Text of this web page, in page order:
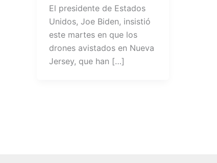
El presidente de Estados
Unidos, Joe Biden, insistió
este martes en que los
drones avistados en Nueva
Jersey, que han […]